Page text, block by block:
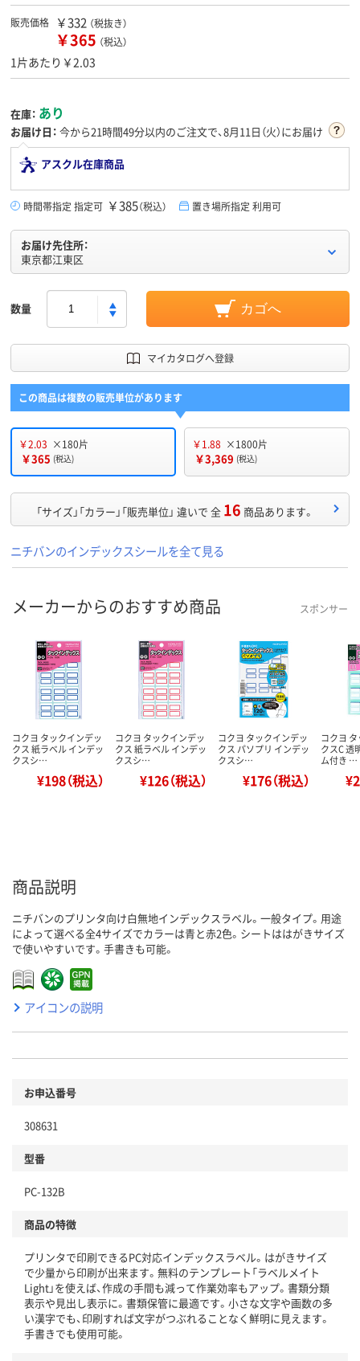
販売価格 ￥332 （税抜き）
￥365 （税込）
1片あたり￥2.03
在庫： あり
お届け日： 今から21時間49分以内のご注文で、8月11日（火）にお届け
アスクル在庫商品
時間帯指定 指定可 ￥385（税込） 置き場所指定 利用可
お届け先住所：
東京都江東区
数量 カゴへ
マイカタログへ登録
この商品は複数の販売単位があります
￥2.03 ×180片
￥365 (税込)
￥1.88 ×1800片
￥3,369 (税込)
「サイズ」「カラー」「販売単位」 違いで 全 16 商品あります。
ニチバンのインデックスシールを全て見る
メーカーからのおすすめ商品 スポンサー
コクヨ タックインデッ
クス 紙ラベル インデッ
クスシ…
¥198（税込）
コクヨ タックインデッ
クス 紙ラベル インデッ
クスシ…
¥126（税込）
コクヨ タックインデッ
クス パソプリ インデッ
クスシ…
¥176（税込）
コクヨ
クスC 透
ム付き …
商品説明
ニチバンのプリンタ向け白無地インデックスラベル。一般タイプ。用途
によって選べる全4サイズでカラーは青と赤2色。シートははがきサイズ
で使いやすいです。手書きも可能。
アイコンの説明
お申込番号
308631
型番
PC-132B
商品の特徴
プリンタで印刷できるPC対応インデックスラベル。はがきサイズ
で少量から印刷が出来ます。無料のテンプレート「ラベルメイト
Light」を使えば、作成の手間も減って作業効率もアップ。書類分類
表示や見出し表示に。書類保管に最適です。小さな文字や画数の多
い漢字でも、印刷すれば文字がつぶれることなく鮮明に見えます。
手書きでも使用可能。